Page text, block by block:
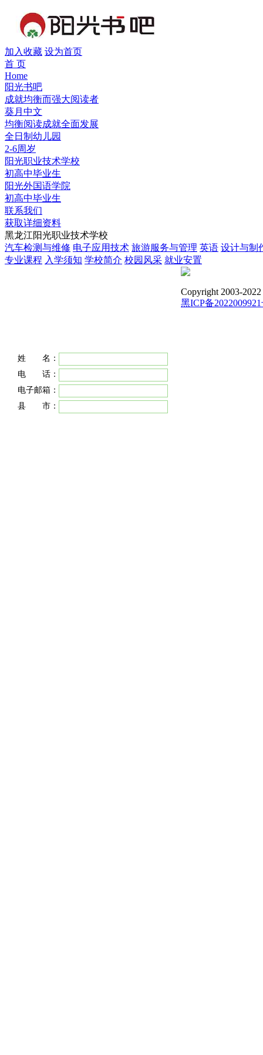
加入收藏 设为首页
首 页
Home
阳光书吧
成就均衡而强大阅读者
葵月中文
均衡阅读成就全面发展
全日制幼儿园
2-6周岁
阳光职业技术学校
初高中毕业生
阳光外国语学院
初高中毕业生
联系我们
获取详细资料
黑龙江阳光职业技术学校
汽车检测与维修 电子应用技术 旅游服务与管理 英语 设计与制
专业课程 入学须知 学校简介 校园风采 就业安置
姓 名：
电 话：
电子邮箱：
县 市：
Copyright 2003-
黑ICP备